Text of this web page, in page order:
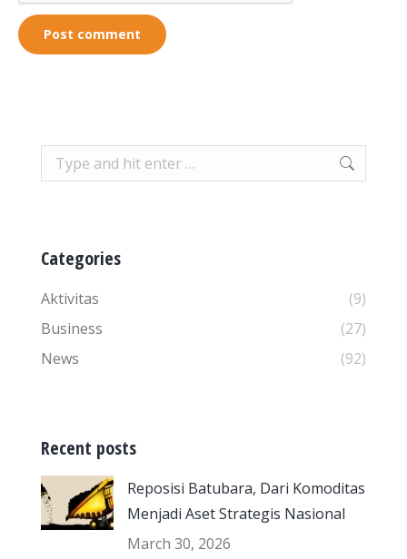
Post comment
Search:
Categories
Aktivitas
(9)
Business
(27)
News
(92)
Recent posts
Reposisi Batubara, Dari Komoditas
Menjadi Aset Strategis Nasional
March 30, 2026